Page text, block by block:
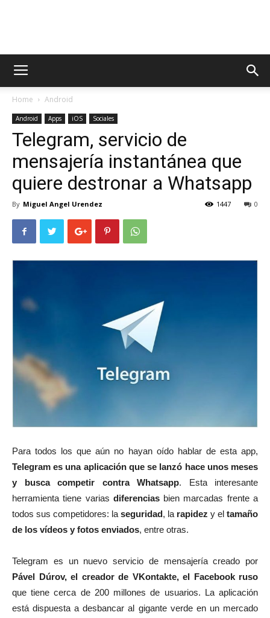
AppsTonic
Home Android
Android Apps iOS Sociales
Telegram, servicio de
mensajería instantánea que
quiere destronar a Whatsapp
By Miguel Angel Urendez 0
1447
Para todos los que aún no hayan oído hablar de esta app,
Telegram es una aplicación que se lanzó hace unos meses
y busca competir contra Whatsapp. Esta interesante
herramienta tiene varias diferenciasbien marcadas frente a
todos sus competidores: la seguridad, la rapidez y el tamaño
de los vídeos y fotos enviados, entre otras.
Telegram es un nuevo servicio de mensajería creado por
Pável Dúrov, el creador de VKontakte, el Facebook ruso
que tiene cerca de 200 millones de usuarios. La aplicación
está dispuesta a desbancar al gigante verde en un mercado